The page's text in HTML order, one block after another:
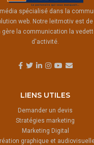
spécialisé dans la
web. Notre leitmotiv est
gère la communication la
d'activité.
LIENS UTILES
Demander un devis
Stratégies marketing
Marketing Digital
graphique et